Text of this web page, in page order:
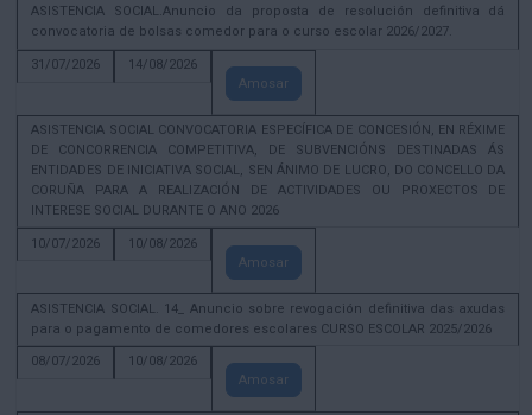
ASISTENCIA SOCIAL.Anuncio da proposta de resolución definitiva dá
convocatoria de bolsas comedor para o curso escolar 2026/2027.
31/07/2026
14/08/2026
Amosar
ASISTENCIA SOCIAL CONVOCATORIA ESPECÍFICA DE CONCESIÓN, EN RÉXIME
DE CONCORRENCIA COMPETITIVA, DE SUBVENCIÓNS DESTINADAS ÁS
ENTIDADES DE INICIATIVA SOCIAL, SEN ÁNIMO DE LUCRO, DO CONCELLO DA
CORUÑA PARA A REALIZACIÓN DE ACTIVIDADES OU PROXECTOS DE
INTERESE SOCIAL DURANTE O ANO 2026
10/07/2026
10/08/2026
Amosar
ASISTENCIA SOCIAL. 14_ Anuncio sobre revogación definitiva das axudas
para o pagamento de comedores escolares CURSO ESCOLAR 2025/2026
08/07/2026
10/08/2026
Amosar